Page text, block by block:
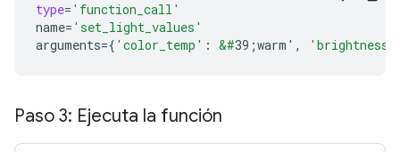
type= 'function_call'
name= 'set_light_values'
arguments={ 'color_temp' : &#39;warm' , 'brightness'
Paso 3: Ejecuta la función